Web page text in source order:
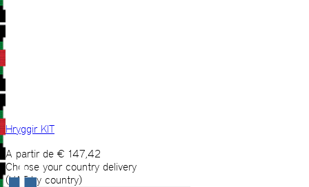
Hryggir KIT
A partir de € 147,42
Choose your country delivery
(VAT by country)